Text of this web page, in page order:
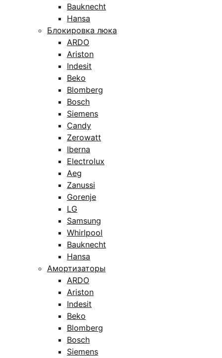
Bauknecht
Hansa
Блокировка люка
ARDO
Ariston
Indesit
Beko
Blomberg
Bosch
Siemens
Candy
Zerowatt
Iberna
Electrolux
Aeg
Zanussi
Gorenje
LG
Samsung
Whirlpool
Bauknecht
Hansa
Амортизаторы
ARDO
Ariston
Indesit
Beko
Blomberg
Bosch
Siemens